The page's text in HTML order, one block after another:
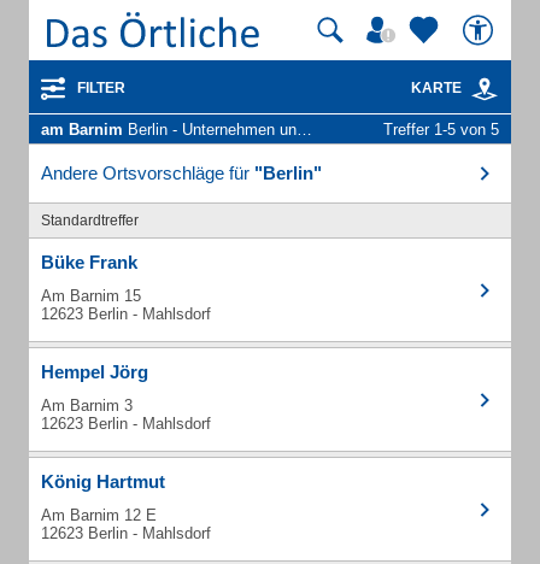
FILTER KARTE
am Barnim Berlin - Unternehmen und Personen Treffer 1-5 von 5
Andere Ortsvorschläge für "Berlin"
Standardtreffer
Büke Frank
Am Barnim 15
12623 Berlin - Mahlsdorf
Hempel Jörg
Am Barnim 3
12623 Berlin - Mahlsdorf
König Hartmut
Am Barnim 12 E
12623 Berlin - Mahlsdorf